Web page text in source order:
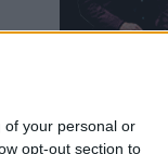
of your personal or
opt-out section to